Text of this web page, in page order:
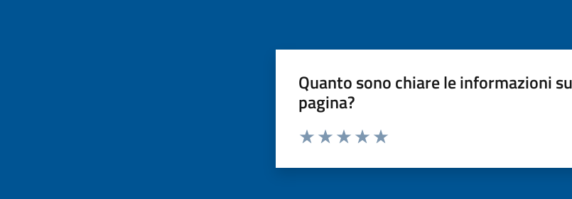
Quanto sono chiare le informazioni
pagina?
Valuta da 1 a 5 stelle la pagina